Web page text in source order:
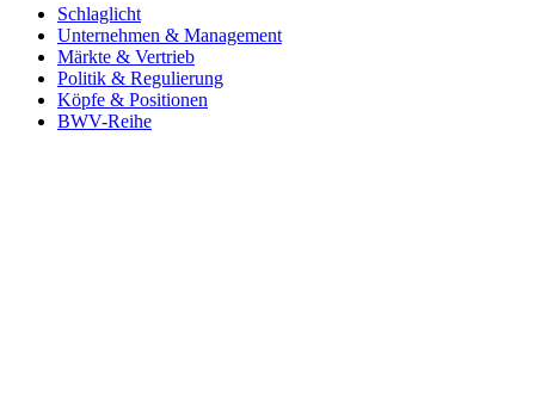
Schlaglicht
Unternehmen & Management
Märkte & Vertrieb
Politik & Regulierung
Köpfe & Positionen
BWV-Reihe